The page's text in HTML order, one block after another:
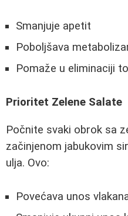
Smanjuje apetit
Poboljšava
Pomaže u eliminaciji
Prioritet Zelene Salate
Počnite svaki obrok sa
začinjenom jabukovim
ulja. Ovo:
Povećava unos